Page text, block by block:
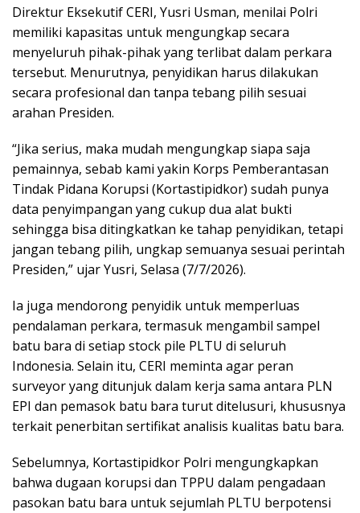
Direktur Eksekutif CERI, Yusri Usman, menilai Polri
memiliki kapasitas untuk mengungkap secara
menyeluruh pihak-pihak yang terlibat dalam perkara
tersebut. Menurutnya, penyidikan harus dilakukan
secara profesional dan tanpa tebang pilih sesuai
arahan Presiden.
“Jika serius, maka mudah mengungkap siapa saja
pemainnya, sebab kami yakin Korps Pemberantasan
Tindak Pidana Korupsi (Kortastipidkor) sudah punya
data penyimpangan yang cukup dua alat bukti
sehingga bisa ditingkatkan ke tahap penyidikan, tetapi
jangan tebang pilih, ungkap semuanya sesuai perintah
Presiden,” ujar Yusri, Selasa (7/7/2026).
Ia juga mendorong penyidik untuk memperluas
pendalaman perkara, termasuk mengambil sampel
batu bara di setiap stock pile PLTU di seluruh
Indonesia. Selain itu, CERI meminta agar peran
surveyor yang ditunjuk dalam kerja sama antara PLN
EPI dan pemasok batu bara turut ditelusuri, khususnya
terkait penerbitan sertifikat analisis kualitas batu bara.
Sebelumnya, Kortastipidkor Polri mengungkapkan
bahwa dugaan korupsi dan TPPU dalam pengadaan
pasokan batu bara untuk sejumlah PLTU berpotensi